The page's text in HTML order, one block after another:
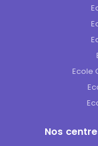
Ecole
Nos